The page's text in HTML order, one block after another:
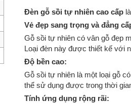
Đèn gỗ sồi tự nhiên cao cấp
Vẻ đẹp sang trọng và đẳng
Gỗ sồi tự nhiên có vân gỗ đẹp
Loại đèn này được thiết kế với
Độ bền cao:
Gỗ sồi tự nhiên là một loại gỗ
thể sử dụng được trong thời
Tính ứng dụng rộng rãi: